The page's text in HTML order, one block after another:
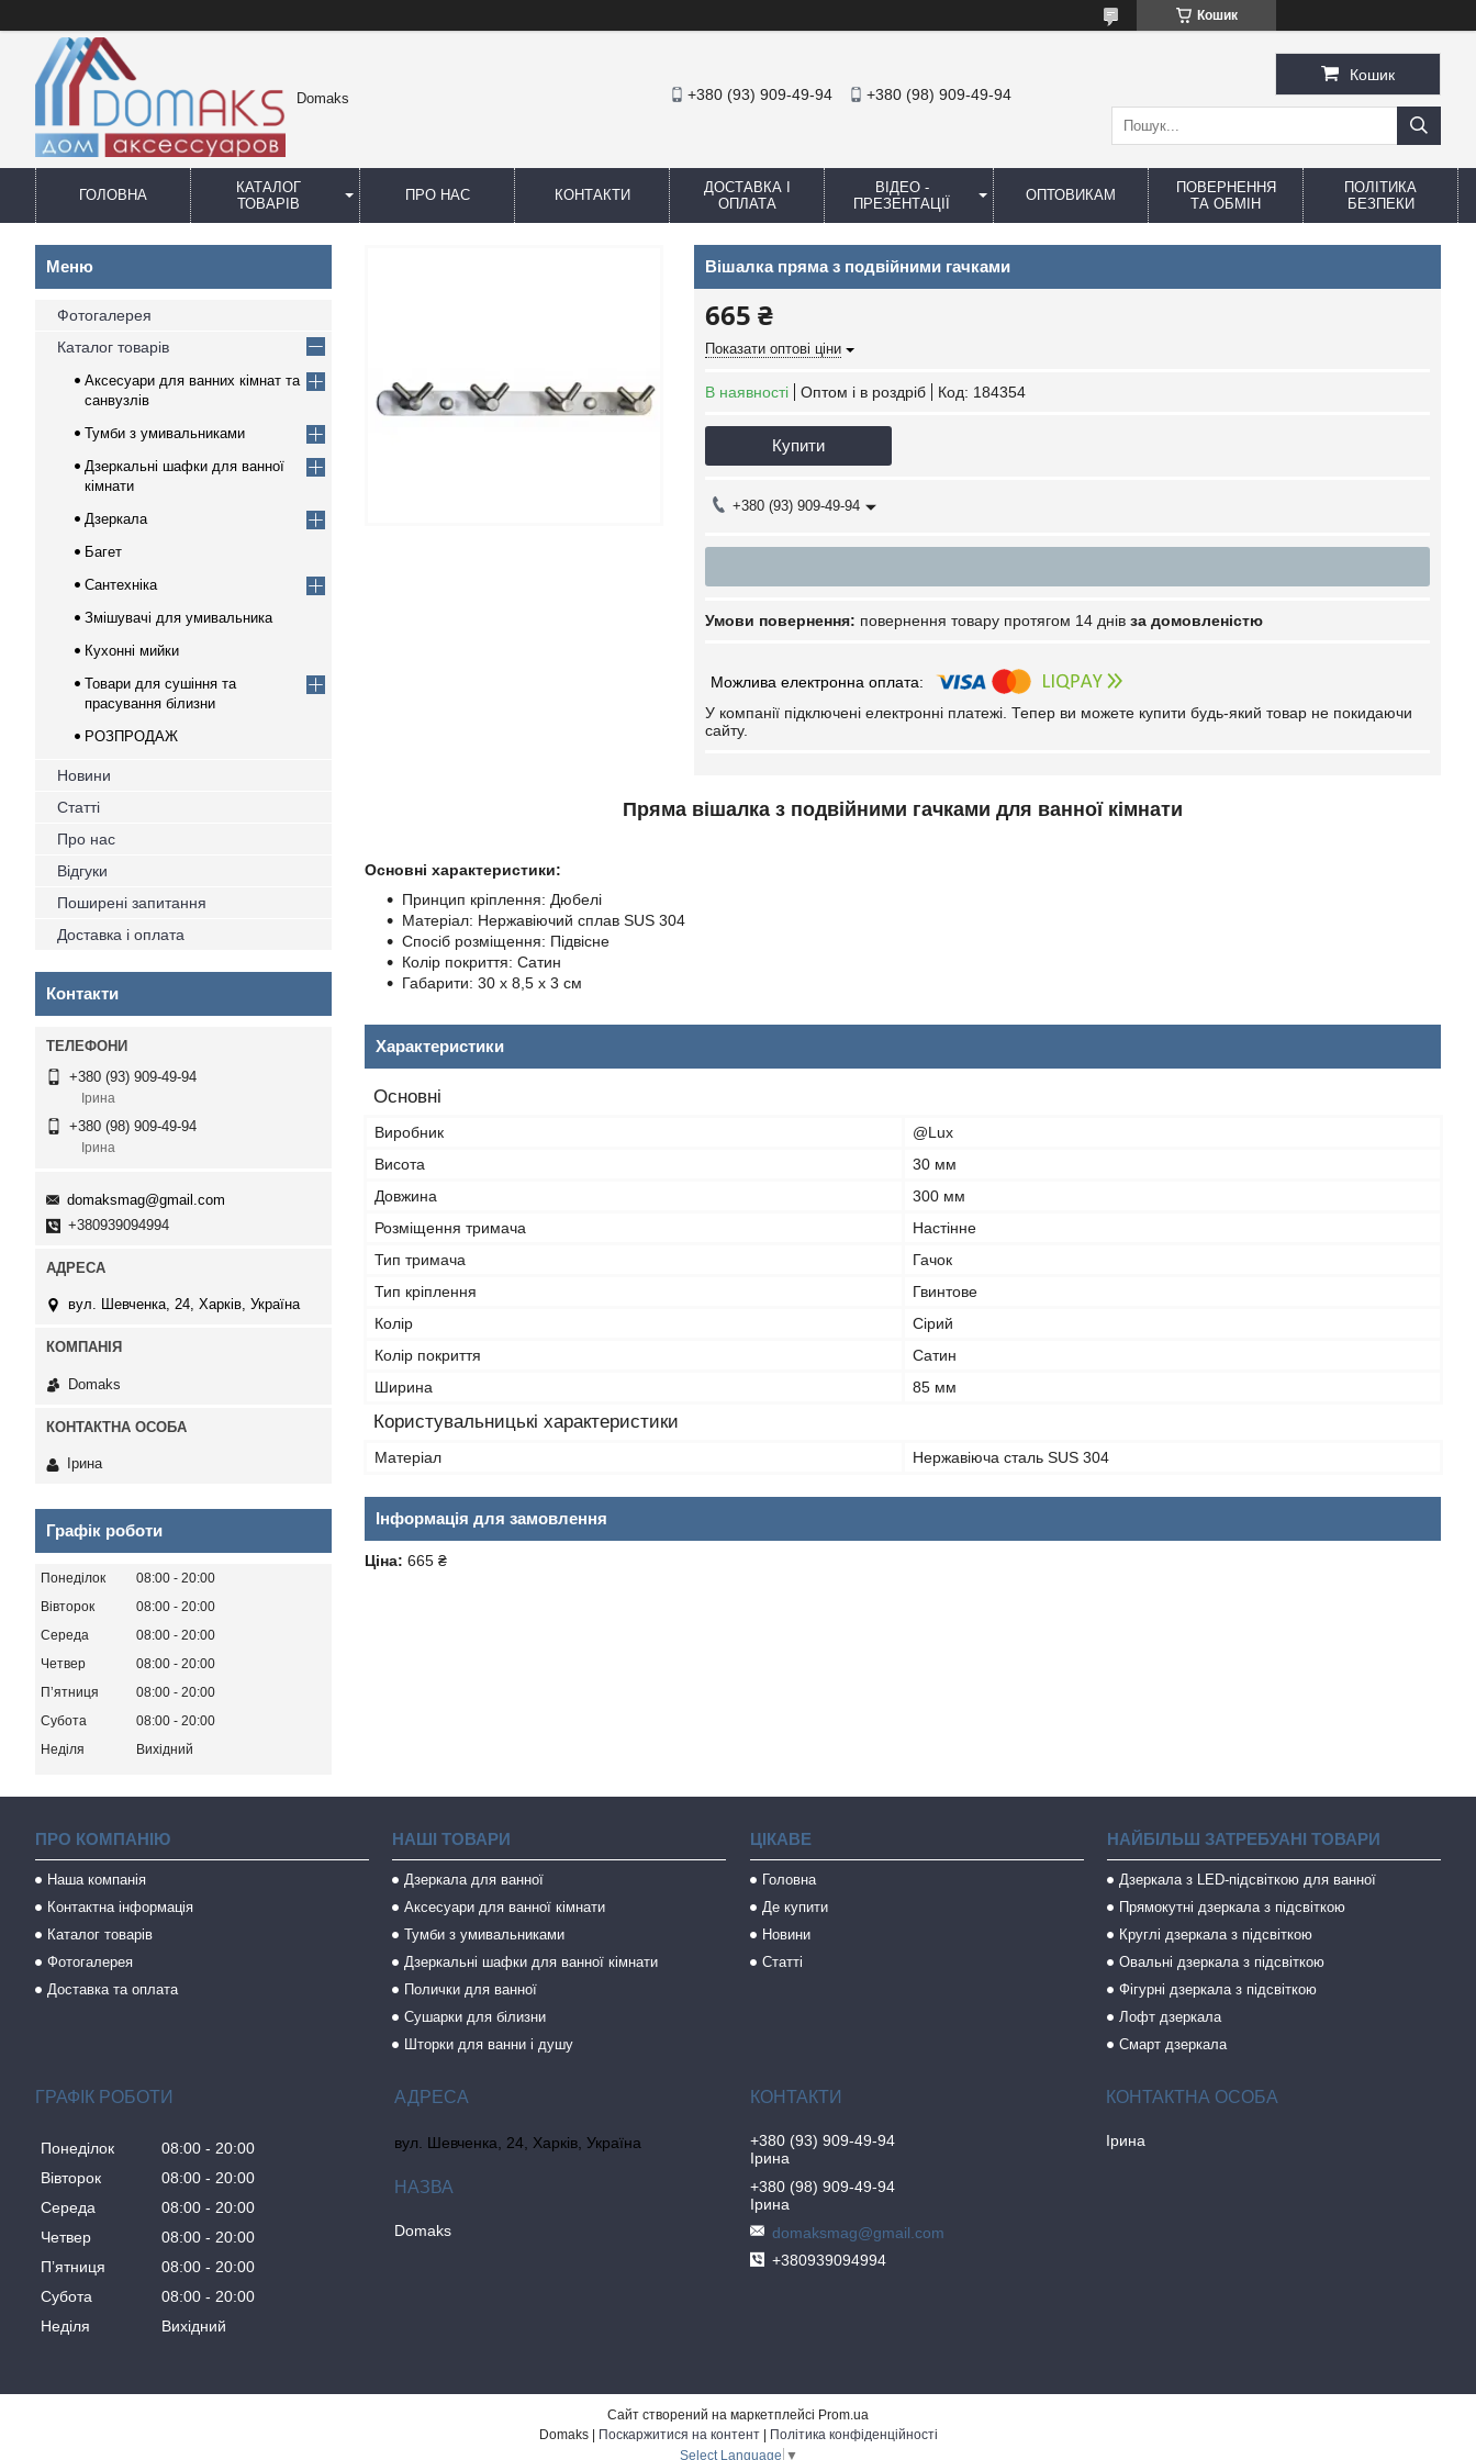
Кошик
Domaks +380 (93) 909-49-94 +380 (98) 909-49-94
Кошик
ГОЛОВНА
КАТАЛОГ
ТОВАРІВ
ПРО НАС КОНТАКТИ
ДОСТАВКА І
ОПЛАТА
ВІДЕО -
ПРЕЗЕНТАЦІЇ
ОПТОВИКАМ
ПОВЕРНЕННЯ
ТА ОБМІН
ПОЛІТИКА
БЕЗПЕКИ
Вішалка пряма з подвійними гачками
665 ₴
Показати оптові ціни
В наявності Оптом і в роздріб Код: 184354
Купити
+380 (93) 909-49-94
повернення товару протягом 14 днів за домовленістю
У компанії підключені електронні платежі. Тепер ви можете купити будь-який товар не покидаючи
сайту.
Пряма вішалка з подвійними гачками для ванної кімнати
Основні характеристики:
Принцип кріплення: Дюбелі
Матеріал: Нержавіючий сплав SUS 304
Спосіб розміщення: Підвісне
Колір покриття: Сатин
Габарити: 30 х 8,5 х 3 см
Характеристики
Основні
Виробник
@Lux
Висота
30 мм
Довжина
300 мм
Розміщення тримача
Настінне
Тип тримача
Гачок
Тип кріплення
Гвинтове
Колір
Сірий
Колір покриття
Сатин
Ширина
85 мм
Користувальницькі характеристики
Матеріал Нержавіюча сталь SUS 304
Інформація для замовлення
Ціна: 665 ₴
Фотогалерея
Каталог товарів
Аксесуари для ванних кімнат та
санвузлів
Тумби з умивальниками
Дзеркальні шафки для ванної
кімнати
Дзеркала
Багет
Сантехніка
Змішувачі для умивальника
Кухонні мийки
Товари для сушіння та
прасування білизни
РОЗПРОДАЖ
Новини
Статті
Про нас
Відгуки
Поширені запитання
Доставка і оплата
Контакти
+380 (93) 909-49-94
Ірина
+380 (98) 909-49-94
Ірина
domaksmag@gmail.com
+380939094994
вул. Шевченка, 24, Харків, Україна
Domaks
Ірина
Графік роботи
Понеділок 08:00
20:00
Вівторок
08:00
20:00
Середа
08:00
20:00
Четвер
08:00
20:00
Пʼятниця
08:00
20:00
Субота
08:00
20:00
Неділя
Вихідний
ПРО КОМПАНІЮ
Наша компанія
Контактна інформація
Каталог товарів
Фотогалерея
Доставка та оплата
НАШІ ТОВАРИ
Дзеркала для ванної
Аксесуари для ванної кімнати
Тумби з умивальниками
Дзеркальні шафки для ванної кімнати
Полички для ванної
Сушарки для білизни
Шторки для ванни і душу
ЦІКАВЕ
Головна
Де купити
Новини
Статті
НАЙБІЛЬШ ЗАТРЕБУАНІ ТОВАРИ
Дзеркала з LED-підсвіткою для ванної
Прямокутні дзеркала з підсвіткою
Круглі дзеркала з підсвіткою
Овальні дзеркала з підсвіткою
Фігурні дзеркала з підсвіткою
Лофт дзеркала
Смарт дзеркала
ГРАФІК РОБОТИ
Понеділок 08:00
20:00
Вівторок
08:00
20:00
Середа
08:00
20:00
Четвер
08:00
20:00
Пʼятниця
08:00
20:00
Субота
08:00
20:00
Неділя
Вихідний
вул. Шевченка, 24, Харків, Україна
Domaks
+380 (93) 909-49-94
Ірина
+380 (98) 909-49-94
Ірина
domaksmag@gmail.com
+380939094994
Ірина
Сайт створений на маркетплейсі Prom.ua
Поскаржитися на контент
Політика конфіденційності
Select Language ▼